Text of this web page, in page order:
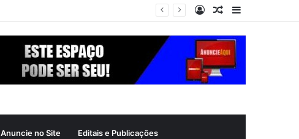
Barra
Artigo
Entrar
Anuncie no Site Editais e Publicações